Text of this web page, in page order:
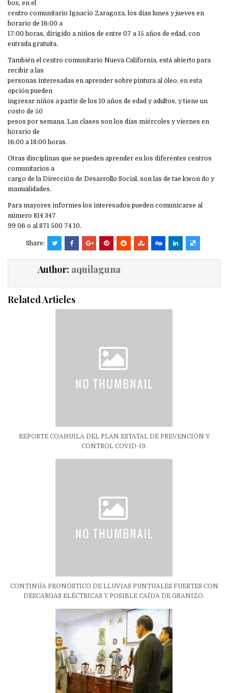
box, en el
centro comunitario Ignacio Zaragoza, los días lunes y jueves en
horario de 16:00 a
17:00 horas, dirigido a niños de entre 07 a 15 años de edad, con
entrada gratuita.
También el centro comunitario Nueva California, está abierto para
recibir a las
personas interesadas en aprender sobre pintura al óleo, en esta
opción pueden
ingresar niños a partir de los 10 años de edad y adultos, y tiene un
costo de 50
pesos por semana. Las clases son los días miércoles y viernes en
horario de
16:00 a 18:00 horas.
Otras disciplinas que se pueden aprender en los diferentes centros
comunitarios a
cargo de la Dirección de Desarrollo Social, son las de tae kwon do y
manualidades.
Para mayores informes los interesados pueden comunicarse al
número 814 347
99 06 o al 871 500 74 10.
Share:
Author: aquilaguna
Related Articles
REPORTE COAHUILA DEL PLAN ESTATAL DE PREVENCIÓN Y
CONTROL COVID-19.
CONTINÚA PRONÓSTICO DE LLUVIAS PUNTUALES FUERTES CON
DESCARGAS ELÉCTRICAS Y POSIBLE CAÍDA DE GRANIZO.